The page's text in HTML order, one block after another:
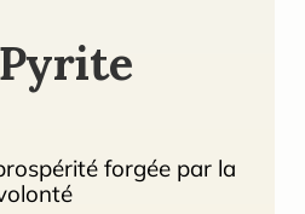
forgée par la